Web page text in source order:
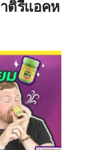
ติรีแอคห